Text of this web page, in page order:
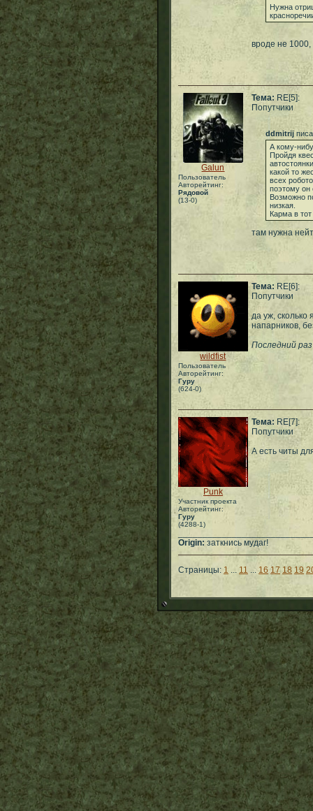
Нужна
вроде не
Galun
Пользователь
Авторейтинг:
Рядовой
(13-0)
Тема: RE[5]:
Попутчики
ddmitrij
А кому-
Пройдя
какой то
всех
поэтому он
Возможно
низкая.
Карма в
там нужна
wildfist
Пользователь
Авторейтинг:
Гуру
(624-0)
Тема: RE[6]:
Попутчики
да уж, сколько
напарников,
Последний
Punk
Участник проекта
Авторейтинг:
Гуру
(4288-1)
Тема: RE[7]:
Попутчики
А есть читы
Origin: заткнись мудаг!
Страницы: 1 ... 11 ... 16 17 18 19